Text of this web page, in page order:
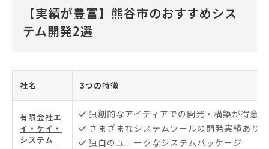
【実績が豊富】熊谷市のおすすめシス
テム開発2選
社名 3つの特徴
有限会社エ
イ・ケイ・
システム
独創的なアイディアでの開発・構築が得意
さまざまなシステムツールの開発実績あり
独自のユニークなシステムパッケージ